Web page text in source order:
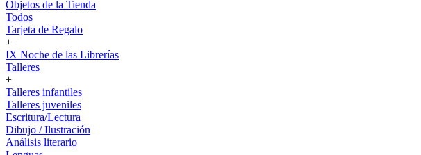
Objetos de la Tienda
Todos
Tarjeta de Regalo
+
IX Noche de las Librerías
Talleres
+
Talleres infantiles
Talleres juveniles
Escritura/Lectura
Dibujo / Ilustración
Análisis literario